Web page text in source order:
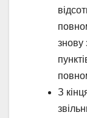
знову
З